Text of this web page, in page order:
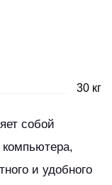
30 кг
собой
и удобного